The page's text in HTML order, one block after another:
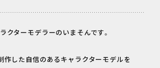
クターモデラーのいまそんです。
作した自信のあるキャラクターモデルを